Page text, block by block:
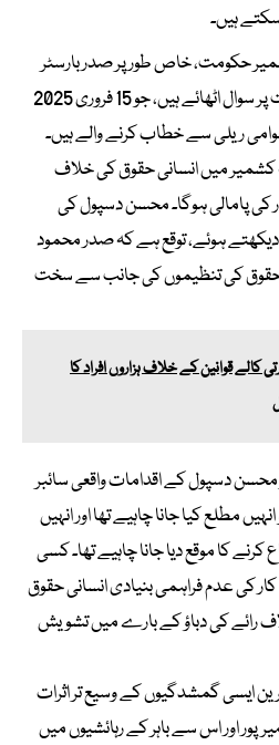
ہیں۔
حکومت، خاص طور پر صدر بارسٹر
سلطان محمود کی قانونی حیثیت پر سوال اٹھائے ہیں، جو 15 فروری 2025
ریلی سے خطاب کرنے والے ہیں۔
کشمیر میں انسانی حقوق کی خلاف
کی پامالی ہوگا۔ محسن دسپول کی
ہوئے، توقع ہے کہ صدر محمود
حقوق کی تنظیموں کی جانب سے سخت
کالے قوانین کے خلاف ہزاروں افراد کا
محسن دسپول کے اقدامات واقعی سائبر
مطلع کیا جانا چاہیے تھا اور انہیں
کا موقع دیا جانا چاہیے تھا۔ کسی
کی عدم فراہمی بنیادی انسانی حقوق
رائے کی دباؤ کے بارے میں تشویش
ایسی گمشدگیوں کے وسیع تر اثرات
اور اس سے باہر کے رہائشیوں میں